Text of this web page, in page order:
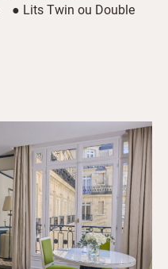
● Lits Twin ou Double